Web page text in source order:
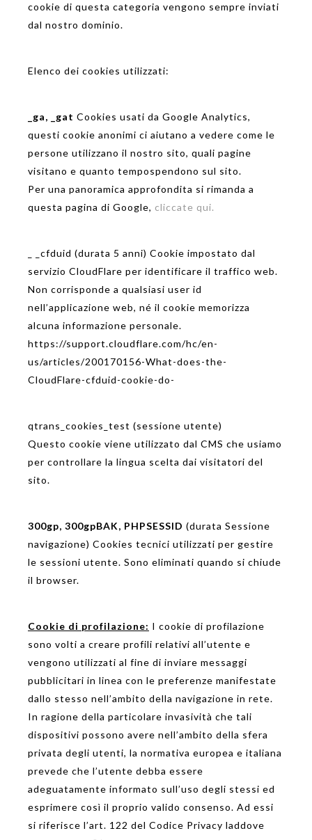
cookie di questa categoria vengono sempre inviati
dal nostro dominio.
Elenco dei cookies utilizzati:
_ga, _gat Cookies usati da Google Analytics,
questi cookie anonimi ci aiutano a vedere come le
persone utilizzano il nostro sito, quali pagine
visitano e quanto tempospendono sul sito.
Per una panoramica approfondita si rimanda a
questa pagina di Google, cliccate qui.
_ _cfduid (durata 5 anni) Cookie impostato dal
servizio CloudFlare per identificare il traffico web.
Non corrisponde a qualsiasi user id
nell’applicazione web, né il cookie memorizza
alcuna informazione personale.
https://support.cloudflare.com/hc/en-
us/articles/200170156-What-does-the-
CloudFlare-cfduid-cookie-do-
qtrans_cookies_test (sessione utente)
Questo cookie viene utilizzato dal CMS che usiamo
per controllare la lingua scelta dai visitatori del
sito.
300gp, 300gpBAK, PHPSESSID (durata Sessione
navigazione) Cookies tecnici utilizzati per gestire
le sessioni utente. Sono eliminati quando si chiude
il browser.
Cookie di profilazione: I cookie di profilazione
sono volti a creare profili relativi all’utente e
vengono utilizzati al fine di inviare messaggi
pubblicitari in linea con le preferenze manifestate
dallo stesso nell’ambito della navigazione in rete.
In ragione della particolare invasività che tali
dispositivi possono avere nell’ambito della sfera
privata degli utenti, la normativa europea e italiana
prevede che l’utente debba essere
adeguatamente informato sull’uso degli stessi ed
esprimere così il proprio valido consenso. Ad essi
si riferisce l’art. 122 del Codice Privacy laddove